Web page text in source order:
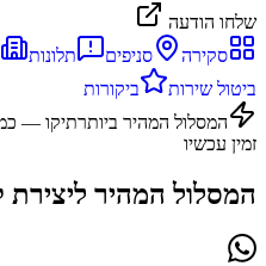
שלחו הודעה
סקירה
סניפים תלונות
ביטול שירות
ביקורות
המסלול המהיר ביותרתיקו —
זמין עכשיו
המסלול המהיר